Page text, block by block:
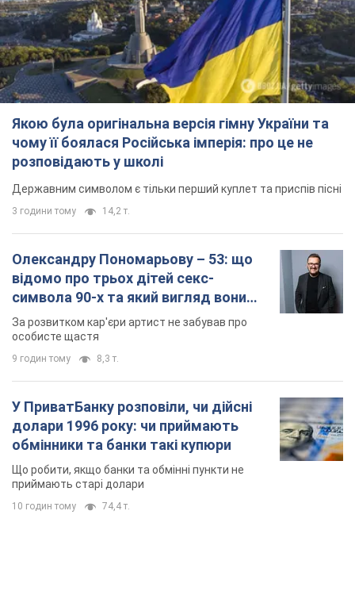
Якою була оригінальна версія гімну України та
чому її боялася Російська імперія: про це не
розповідають у школі
Державним символом є тільки перший куплет та приспів пісні
3 години тому 14,2 т.
Олександру Пономарьову – 53: що
відомо про трьох дітей секс-
символа 90-х та який вигляд вони
мають
За розвитком кар'єри артист не забував про
особисте щастя
9 годин тому 8,3 т.
У ПриватБанку розповіли, чи дійсні
долари 1996 року: чи приймають
обмінники та банки такі купюри
Що робити, якщо банки та обмінні пункти не
приймають старі долари
10 годин тому 74,4 т.